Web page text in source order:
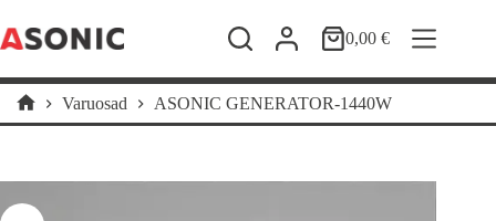
to
content
Shopping
0,00€
Home
Varuosad ASONIC GENERATOR-1440W